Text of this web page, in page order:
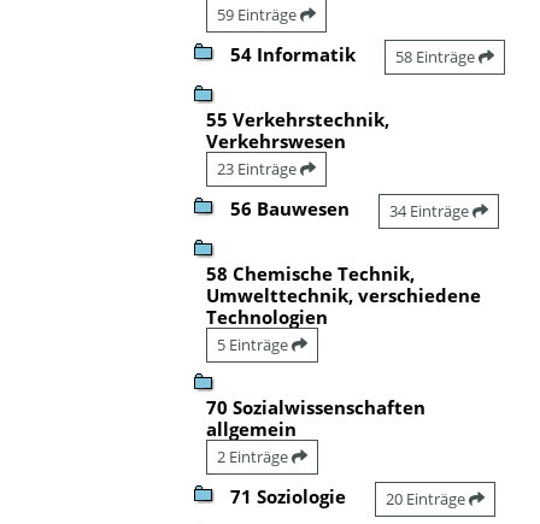
59 Einträge
54 Informatik 58 Einträge
55 Verkehrstechnik,
Verkehrswesen
23 Einträge
56 Bauwesen 34 Einträge
58 Chemische Technik,
Umwelttechnik, verschiedene
Technologien
5 Einträge
70 Sozialwissenschaften
allgemein
2 Einträge
71 Soziologie 20 Einträge